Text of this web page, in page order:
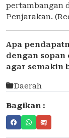
pertambangan
Penjarakan.
Apa
dengan
agar semakin
Daerah
Bagikan :